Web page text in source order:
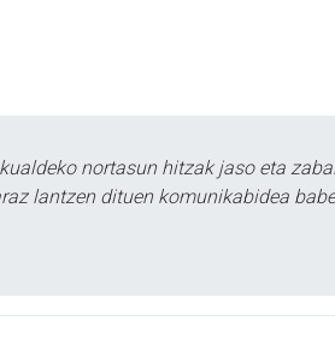
nortasun hitzak jaso eta
lantzen dituen komunikabidea